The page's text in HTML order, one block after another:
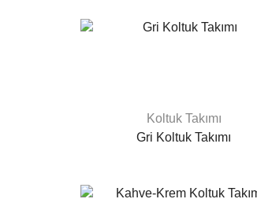
Koltuk Takımı
Gri Koltuk Takımı